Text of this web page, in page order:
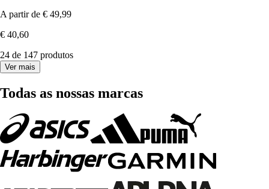
A partir de € 49,99
€ 40,60
24 de 147 produtos
Ver mais
Todas as nossas marcas